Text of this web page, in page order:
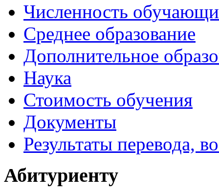
Численность
Среднее образование
Дополнительное
Наука
Стоимость обучения
Документы
Результаты перевода,
Абитуриенту